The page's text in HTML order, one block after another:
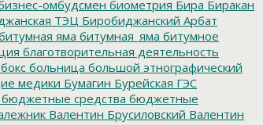
омбудсмен биометрия Бира Биракан
ТЭЦ Биробиджанский Арбат
яма битумная_яма битумное
благотворительная деятельность
бокс больница большой этнографический
медики Бумагин Бурейская ГЭС
бюджетные средства бюджетные
Валентин Брусиловский Валентин